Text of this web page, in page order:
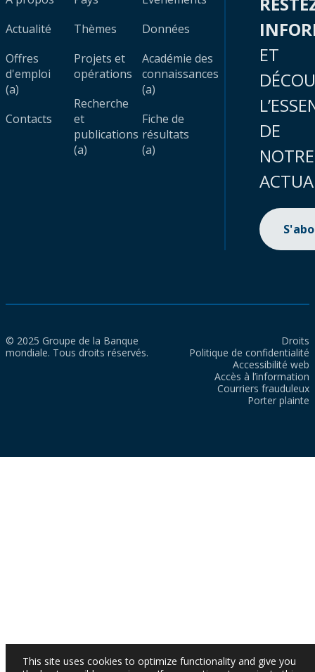
Actualité
Offres
d'emploi
(a)
Contacts
Thèmes
Projets et
opérations
Recherche
et
publications
(a)
Données
Académie des
connaissances
(a)
Fiche de
résultats
(a)
ET
DE
NOTRE
© 2025 Groupe de la Banque
mondiale. Tous droits réservés.
Droits
Politique de confidentialité
Accessibilité web
Accès à l’information
Courriers frauduleux
Porter plainte
This site uses cookies to optimize functionality and give you